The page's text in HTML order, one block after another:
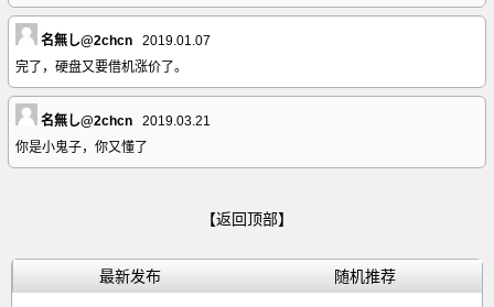
名無し@2chcn
2019.01.07
完了，硬盘又要借机涨价了。
名無し@2chcn
2019.03.21
你是小鬼子，你又懂了
【返回顶部】
最新发布 随机推荐